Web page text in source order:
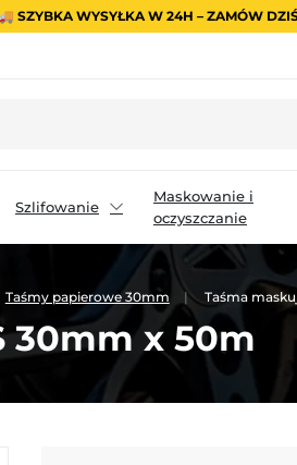
🚚 SZYBKA WYSYŁKA W 24H – ZAMÓW
Szlifowanie
Maskowanie i
oczyszczanie
Taśmy papierowe 30mm Taśma
30mm x 50m